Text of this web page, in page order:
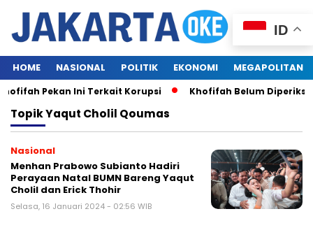
HOME NASIONAL POLITIK EKONOMI MEGAPOLITAN
Pekan Ini Terkait Korupsi Khofifah Belum
TopikYaqut Cholil Qoumas
Nasional
Menhan Prabowo Subianto Hadiri
Perayaan Natal BUMN Bareng Yaqut
Cholil dan Erick Thohir
Selasa, 16 Januari 2024 - 02:56 WIB
ID